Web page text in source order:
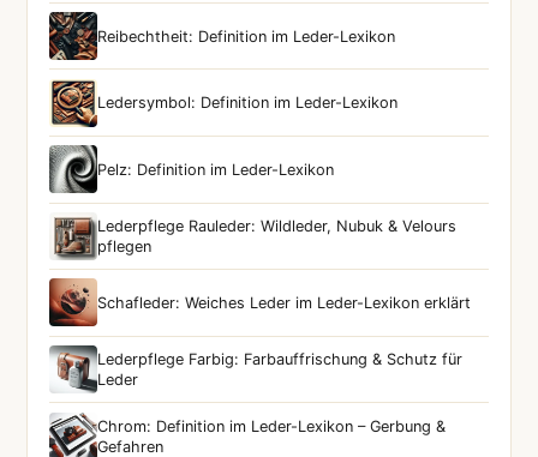
Reibechtheit: Definition im Leder-Lexikon
Ledersymbol: Definition im Leder-Lexikon
Pelz: Definition im Leder-Lexikon
Lederpflege Rauleder: Wildleder, Nubuk & Velours
pflegen
Schafleder: Weiches Leder im Leder-Lexikon erklärt
Lederpflege Farbig: Farbauffrischung & Schutz für
Leder
Chrom: Definition im Leder-Lexikon – Gerbung &
Gefahren